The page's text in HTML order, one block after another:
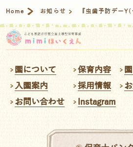
Home お知らせ 『虫歯予防デー
園について 保育内容
入園案内
採用情報
お問い合わせ
Instagram